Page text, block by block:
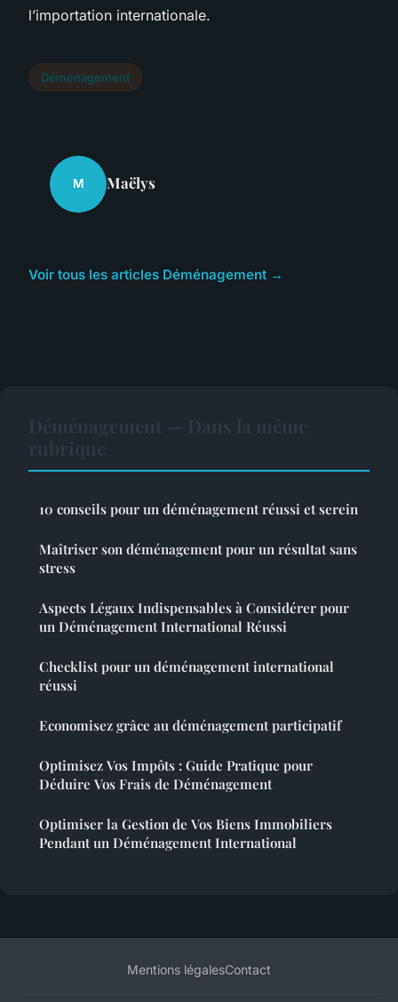
l’importation internationale.
Déménagement
M Maëlys
Voir tous les articles Déménagement →
10 conseils pour un déménagement réussi et serein
Maîtriser son déménagement pour un résultat sans
stress
Aspects Légaux Indispensables à Considérer pour
un Déménagement International Réussi
Checklist pour un déménagement international
réussi
Economisez grâce au déménagement participatif
Optimisez Vos Impôts : Guide Pratique pour
Déduire Vos Frais de Déménagement
Optimiser la Gestion de Vos Biens Immobiliers
Pendant un Déménagement International
Mentions légalesContact